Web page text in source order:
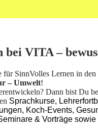
bei VITA –
SinnVolles Lernen in den
– Umwelt!
Dann bist Du
Sprachkurse,
Koch-Events,
& Vorträge